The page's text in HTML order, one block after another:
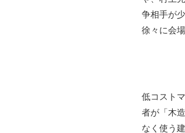
争相手が
徐々に会
低コスト
者が「木
なく使う